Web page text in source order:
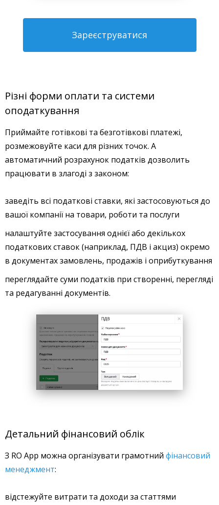
Зареєструватися
Різні форми оплати та системи
оподаткування
Приймайте готівкові та безготівкові платежі,
розмежовуйте каси для різних точок. А
автоматичний розрахунок податків дозволить
працювати в злагоді з законом:
заведіть всі податкові ставки, які застосовуються до
вашої компанії на товари, роботи та послуги
налаштуйте застосування однієї або декількох
податкових ставок (наприклад, ПДВ і акциз) окремо
в документах замовлень, продажів і оприбуткування
переглядайте суми податків при створенні, перегляді
та редагуванні документів.
Детальний фінансовий облік
З RO App можна організувати грамотний фінансовий
менеджмент:
відстежуйте витрати та доходи за статтями